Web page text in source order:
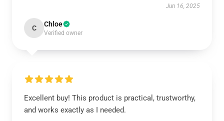
Jun 16, 2025
C Chloe
Verified owner
Excellent buy! This product is practical, trustworthy,
and works exactly as I needed.